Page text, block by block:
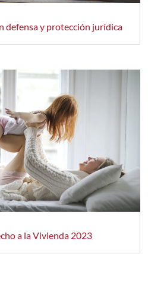
defensa y protección jurídica
a la Vivienda 2023